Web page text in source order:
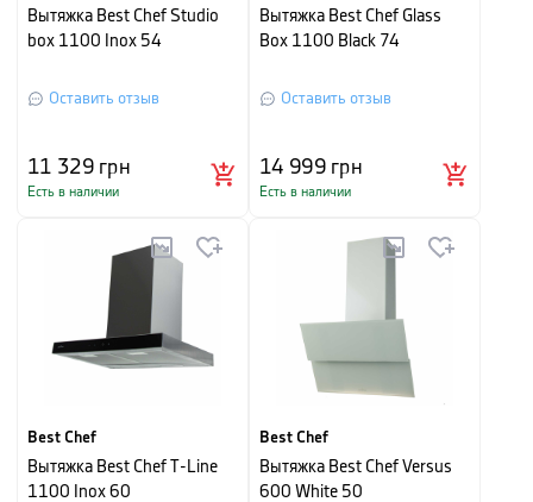
Вытяжка Best Chef Studio
box 1100 Inox 54
Оставить отзыв
11 329грн
Есть в наличии
Вытяжка Best Chef Glass
Box 1100 Black 74
Оставить отзыв
14 999грн
Есть в наличии
Best Chef
Вытяжка Best Chef T-Line
1100 Inox 60
Best Chef
Вытяжка Best Chef Versus
600 White 50